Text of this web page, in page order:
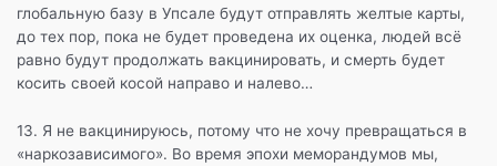
глобальную базу в Упсале будут отправлять желтые карты,
до тех пор, пока не будет проведена их оценка, людей всё
равно будут продолжать вакцинировать, и смерть будет
косить своей косой направо и налево…
13. Я не вакцинируюсь, потому что не хочу превращаться в
«наркозависимого». Во время эпохи меморандумов мы,